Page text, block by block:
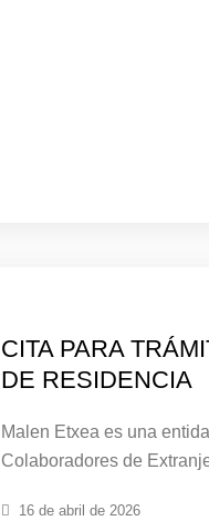
CITA PARA
DE RESIDENCIA
Malen Etxea es una
Colaboradores de
16 de abril de 2026